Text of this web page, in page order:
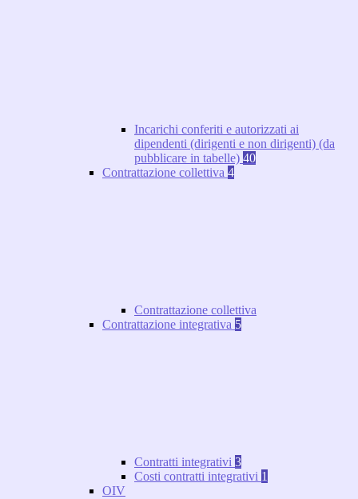
Incarichi conferiti e autorizzati ai
dipendenti (dirigenti e non dirigenti) (da
pubblicare in tabelle) 40
Contrattazione collettiva 4
Contrattazione collettiva
Contrattazione integrativa 5
Contratti integrativi 3
Costi contratti integrativi 1
OIV